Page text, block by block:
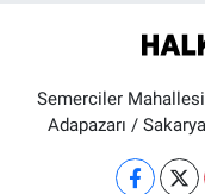
Semerciler
Adapazarı / Sakarya